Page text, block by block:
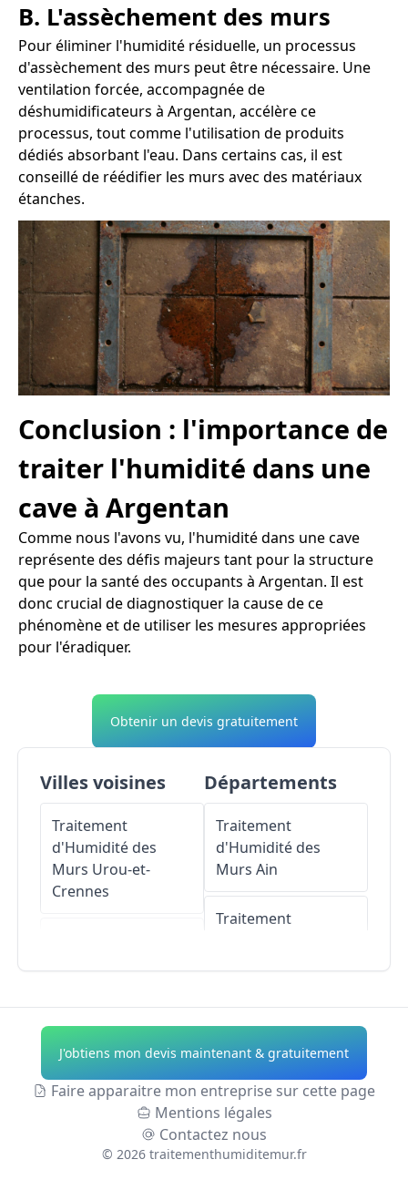
B. L'assèchement des murs
Pour éliminer l'humidité résiduelle, un processus
d'assèchement des murs peut être nécessaire. Une
ventilation forcée, accompagnée de
déshumidificateurs à Argentan, accélère ce
processus, tout comme l'utilisation de produits
dédiés absorbant l'eau. Dans certains cas, il est
conseillé de réédifier les murs avec des matériaux
étanches.
Conclusion : l'importance de
traiter l'humidité dans une
cave à Argentan
Comme nous l'avons vu, l'humidité dans une cave
représente des défis majeurs tant pour la structure
que pour la santé des occupants à Argentan. Il est
donc crucial de diagnostiquer la cause de ce
phénomène et de utiliser les mesures appropriées
pour l'éradiquer.
Obtenir un devis gratuitement
Villes voisines
Traitement
d'Humidité des
Murs Urou-et-
Crennes
Orne
Traitement
d'Humidité des
Murs Sai
Traitement
Départements
Traitement
d'Humidité des
Murs Ain
Traitement
Traitement
d'Humidité des
Murs Allier
Traitement
d'Humidité des
MursAlpes-de-
J'obtiens mon devis maintenant & gratuitement
Faire apparaitre mon entreprise sur cette page
Mentions légales
Contactez nous
© 2026 traitementhumiditemur.fr